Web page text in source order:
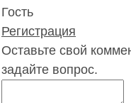
Гость
Регистрация
Оставьте свой
задайте вопрос.